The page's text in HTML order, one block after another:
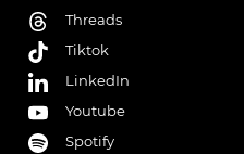
Threads
Tiktok
LinkedIn
Youtube
Spotify